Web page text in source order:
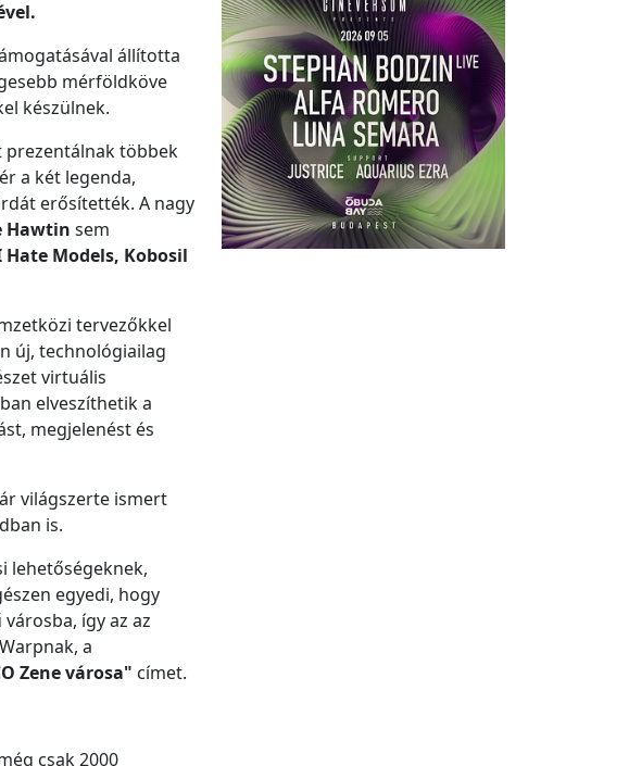
állította
mérföldköve
készülnek.
prezentálnak többek
a két legenda,
erősítették. A nagy
Hawtin sem
Models, Kobosil
tervezőkkel
új, technológiailag
virtuális
elveszíthetik a
megjelenést és
világszerte ismert
is.
lehetőségeknek,
egyedi, hogy
így az az
a
Zene városa" címet.
csak 2000